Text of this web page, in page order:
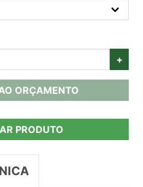
+
ORÇAMENTO
PRODUTO